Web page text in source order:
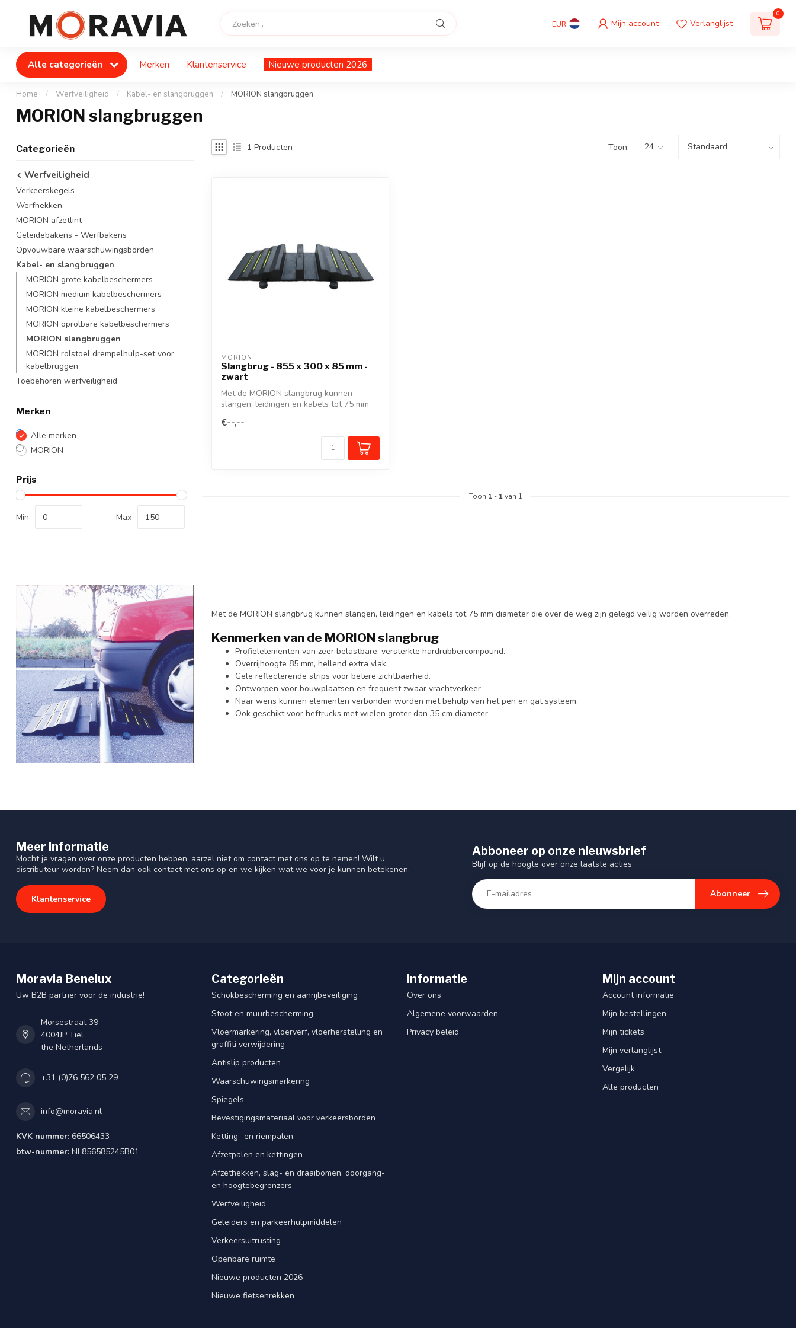
EUR Mijn account Verlanglijst
0
Alle categorieën Merken Klantenservice Nieuwe producten 2026
Home / Werfveiligheid / Kabel- en slangbruggen / MORION slangbruggen
MORION slangbruggen
Categorieën
Werfveiligheid
Verkeerskegels
Werfhekken
MORION afzetlint
Geleidebakens - Werfbakens
Opvouwbare waarschuwingsborden
Kabel- en slangbruggen
MORION grote kabelbeschermers
MORION medium kabelbeschermers
MORION kleine kabelbeschermers
MORION oprolbare kabelbeschermers
MORION slangbruggen
MORION rolstoel drempelhulp-set voor
kabelbruggen
Toebehoren werfveiligheid
Merken
Alle merken
MORION
Prijs
Min Max
1 Producten Toon:
MORION
Slangbrug - 855 x 300 x 85 mm -
zwart
Met de MORION slangbrug kunnen
slangen, leidingen en kabels tot 75 mm
€--,--
Toon 1 - 1van 1
Met de MORION slangbrug kunnen slangen, leidingen en kabels tot 75 mm diameter die over de weg zijn gelegd veilig worden overreden.
Kenmerken van de MORION slangbrug
Profielelementen van zeer belastbare, versterkte hardrubbercompound.
Overrijhoogte 85 mm, hellend extra vlak.
Gele reflecterende strips voor betere zichtbaarheid.
Ontworpen voor bouwplaatsen en frequent zwaar vrachtverkeer.
Naar wens kunnen elementen verbonden worden met behulp van het pen en gat systeem.
Ook geschikt voor heftrucks met wielen groter dan 35 cm diameter.
Meer informatie
Mocht je vragen over onze producten hebben, aarzel niet om contact met ons op te nemen! Wilt u
distributeur worden? Neem dan ook contact met ons op en we kijken wat we voor je kunnen betekenen.
Klantenservice
Abboneer op onze nieuwsbrief
Blijf op de hoogte over onze laatste acties
Abonneer
Moravia Benelux
Uw B2B partner voor de industrie!
Morsestraat 39
4004JP Tiel
the Netherlands
+31 (0)76 562 05 29
info@moravia.nl
KVK nummer: 66506433
btw-nummer: NL856585245B01
Categorieën
Schokbescherming en aanrijbeveiliging
Stoot en muurbescherming
Vloermarkering, vloerverf, vloerherstelling en
graffiti verwijdering
Antislip producten
Waarschuwingsmarkering
Spiegels
Bevestigingsmateriaal voor verkeersborden
Ketting- en riempalen
Afzetpalen en kettingen
Afzethekken, slag- en draaibomen, doorgang-
en hoogtebegrenzers
Werfveiligheid
Geleiders en parkeerhulpmiddelen
Verkeersuitrusting
Openbare ruimte
Nieuwe producten 2026
Nieuwe fietsenrekken
Informatie
Over ons
Algemene voorwaarden
Privacy beleid
Mijn account
Account informatie
Mijn bestellingen
Mijn tickets
Mijn verlanglijst
Vergelijk
Alle producten